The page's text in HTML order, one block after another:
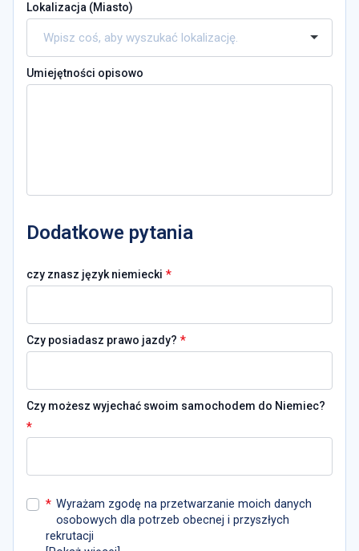
Lokalizacja (Miasto)
Umiejętności opisowo
Dodatkowe pytania
czy znasz język niemiecki *
Czy posiadasz prawo jazdy? *
Czy możesz wyjechać swoim samochodem do Niemiec?
*
* Wyrażam zgodę na przetwarzanie moich danych
osobowych dla potrzeb obecnej i przyszłych
rekrutacji